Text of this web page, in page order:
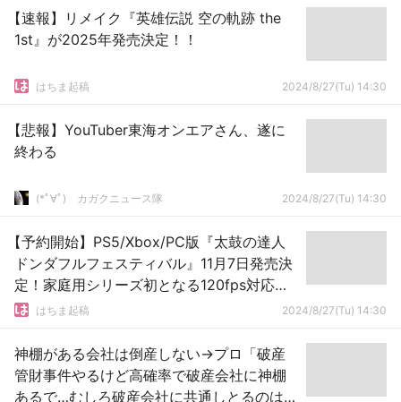
【速報】リメイク『英雄伝説 空の軌跡 the
1st』が2025年発売決定！！
はちま起稿 2024/8/27(Tu) 14:30
【悲報】YouTuber東海オンエアさん、遂に
終わる
(*ﾟ∀ﾟ)ゞカガクニュース隊 2024/8/27(Tu) 14:30
【予約開始】PS5/Xbox/PC版『太鼓の達人
ドンダフルフェスティバル』11月7日発売決
定！家庭用シリーズ初となる120fps対応、
新登場のコラボ曲を収録！
はちま起稿 2024/8/27(Tu) 14:30
神棚がある会社は倒産しない→プロ「破産
管財事件やるけど高確率で破産会社に神棚
あるで…むしろ破産会社に共通しとるのは